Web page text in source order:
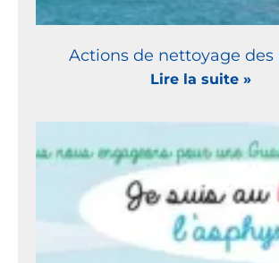
Actions de nettoyage des
Lire la suite »